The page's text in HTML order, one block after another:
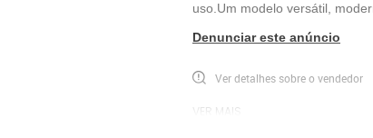
uso.Um modelo versátil,
Denunciar este anúncio
Ver detalhes sobre o vendedor
VER MAIS